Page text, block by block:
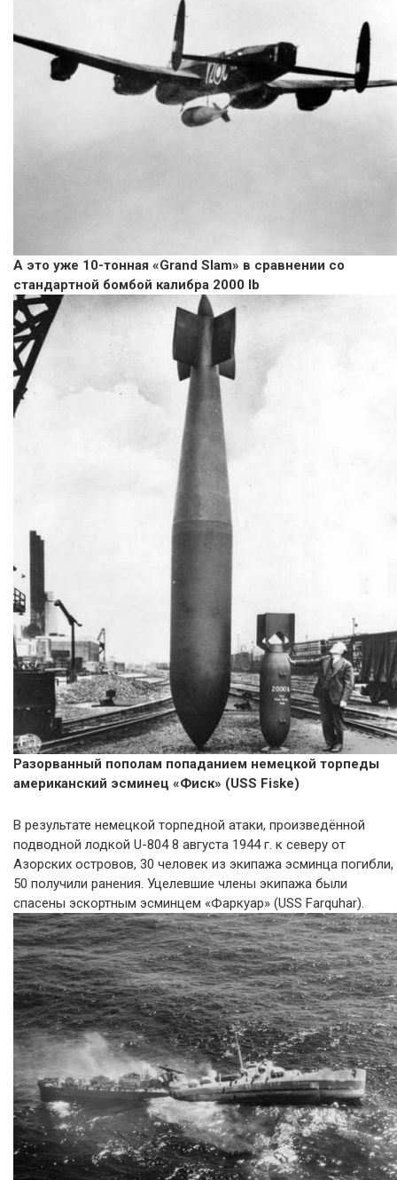
А это уже 10-тонная «Grand Slam» в сравнении со
стандартной бомбой калибра 2000 lb
Разорванный пополам попаданием немецкой торпеды
американский эсминец «Фиск» (USS Fiske)
В результате немецкой торпедной атаки, произведённой
подводной лодкой U-804 8 августа 1944 г. к северу от
Азорских островов, 30 человек из экипажа эсминца погибли,
50 получили ранения. Уцелевшие члены экипажа были
спасены эскортным эсминцем «Фаркуар» (USS Farquhar).